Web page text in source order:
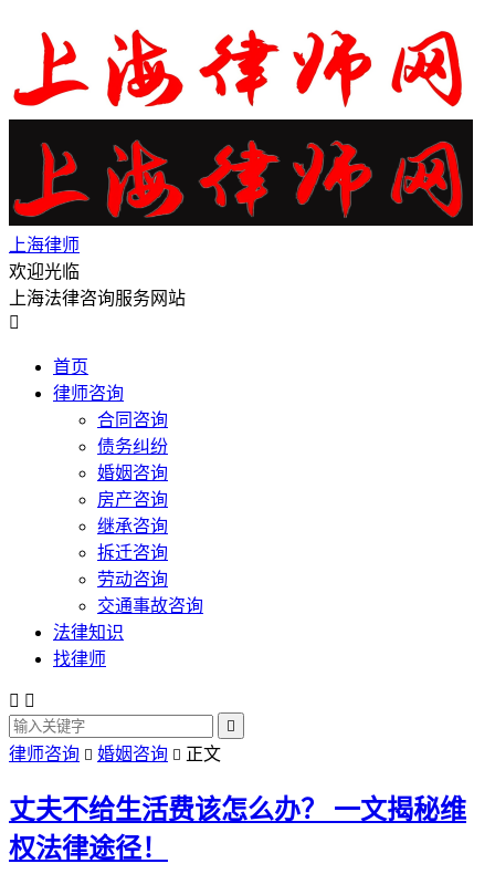
上海律师
欢迎光临
上海法律咨询服务网站

首页
律师咨询
合同咨询
债务纠纷
婚姻咨询
房产咨询
继承咨询
拆迁咨询
劳动咨询
交通事故咨询
法律知识
找律师
 

律师咨询  婚姻咨询  正文
丈夫不给生活费该怎么办？ 一文揭秘维
权法律途径！